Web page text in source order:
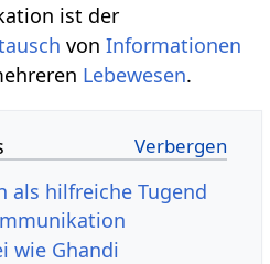
ist der
vonInformationen
Lebewesen.
als hilfreiche Tugend
wie Ghandi